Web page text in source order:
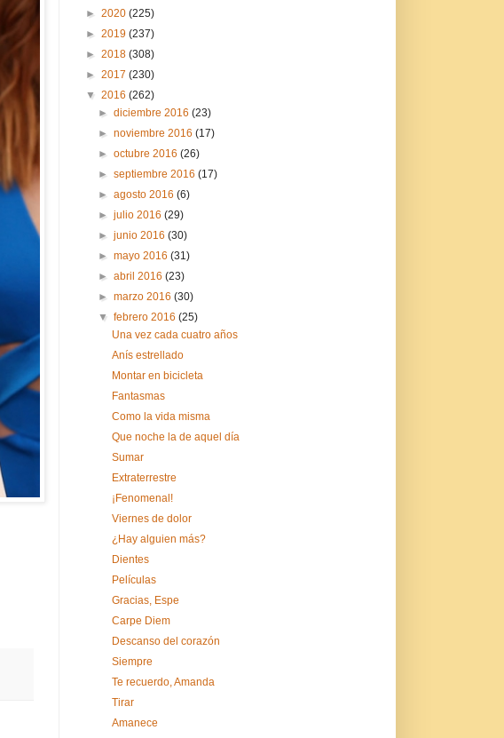
► 2020 (225)
► 2019 (237)
► 2018 (308)
► 2017 (230)
▼ 2016 (262)
►diciembre 2016(23)
►noviembre 2016(17)
►octubre 2016(26)
►septiembre 2016(17)
►agosto 2016(6)
►julio 2016(29)
►junio 2016(30)
►mayo 2016(31)
►abril 2016(23)
►marzo 2016(30)
▼febrero 2016(25)
Una vez cada cuatro años
Anís estrellado
Montar en bicicleta
Fantasmas
Como la vida misma
Que noche la de aquel día
Sumar
Extraterrestre
¡Fenomenal!
Viernes de dolor
¿Hay alguien más?
Dientes
Películas
Gracias, Espe
Carpe Diem
Descanso del corazón
Siempre
Te recuerdo, Amanda
Tirar
Amanece